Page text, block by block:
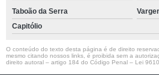
Taboão da Serra
Capitólio
O conteúdo do texto desta página é de direito
mesmo citando nossos links, é proibida sem a
direito autoral – artigo 184 do Código Penal – Lei